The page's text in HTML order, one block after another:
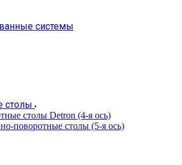
системы
столы
столы Detron (4-я ось)
поворотные столы (5-я ось)